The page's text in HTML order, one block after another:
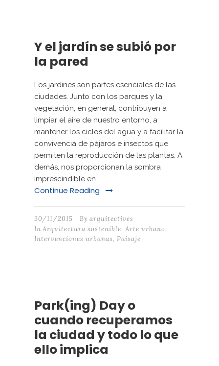
Y el jardín se subió por
la pared
Los jardines son partes esenciales de las
ciudades. Junto con los parques y la
vegetación, en general, contribuyen a
limpiar el aire de nuestro entorno, a
mantener los ciclos del agua y a facilitar la
convivencia de pájaros e insectos que
permiten la reproducción de las plantas. A
demás, nos proporcionan la sombra
imprescindible en...
Continue Reading
30/11/2015 By arquitectives
In Arquitectura sostenible, Arte urbano,
Intervenciones urbanas, Paisaje
Park(ing) Day o
cuando recuperamos
la ciudad y todo lo que
ello implica